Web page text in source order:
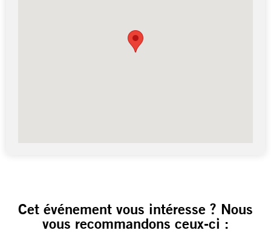
Cet événement vous intéresse ? Nous
vous recommandons ceux-ci :